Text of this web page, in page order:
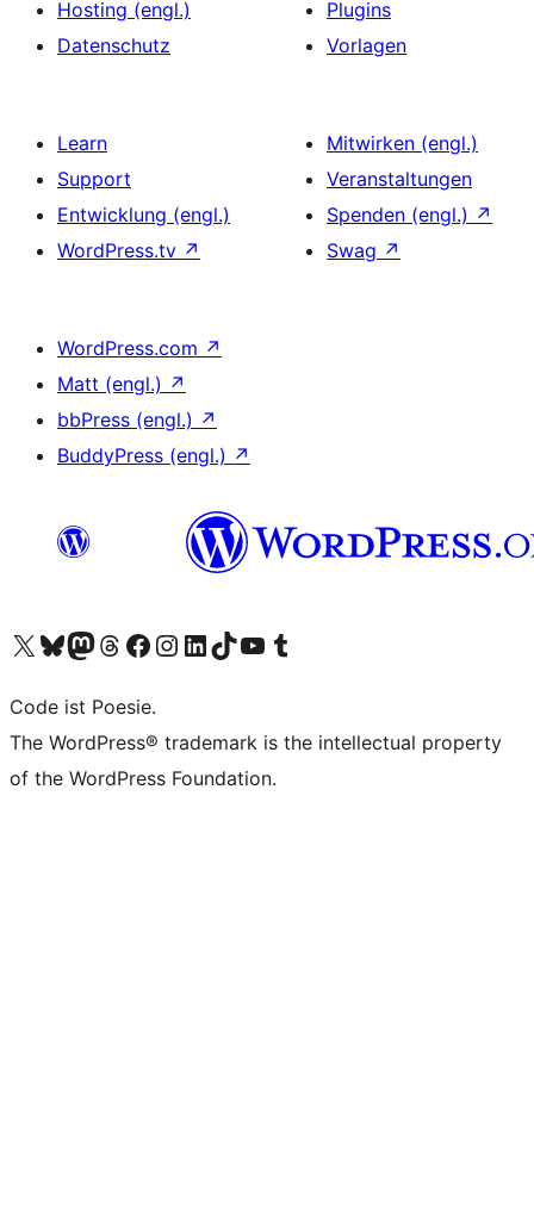
Hosting (engl.)
Datenschutz
Plugins
Vorlagen
Learn
Support
Entwicklung (engl.)
WordPress.tv ↗
Mitwirken (engl.)
Veranstaltungen
Spenden (engl.) ↗
Swag ↗
WordPress.com ↗
Matt (engl.) ↗
bbPress (engl.) ↗
BuddyPress (engl.) ↗
Unser X-Konto (früher Twitter) besuchen
Unser Bluesky-Konto besuchen
Unser Mastodon-Konto besuchen
Unser Threads-Konto besuchen
Unsere Facebook-Seite besuchen
Unser Instagram-Konto besuchen
Unser LinkedIn-Konto besuchen
Unser TikTok-Konto besuchen
Unseren YouTube-Kanal besuchen
Unser Tumblr-Konto besuchen
Code ist Poesie.
The WordPress® trademark is the intellectual property
of the WordPress Foundation.